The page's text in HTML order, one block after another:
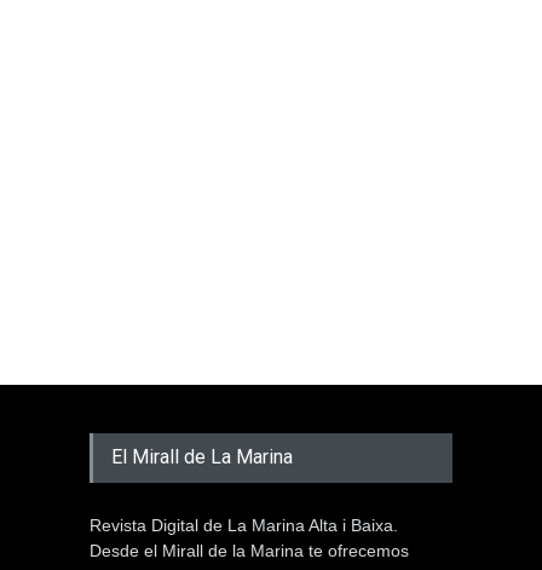
El Mirall de La Marina
Revista Digital de La Marina Alta i Baixa.
Desde el Mirall de la Marina te ofrecemos